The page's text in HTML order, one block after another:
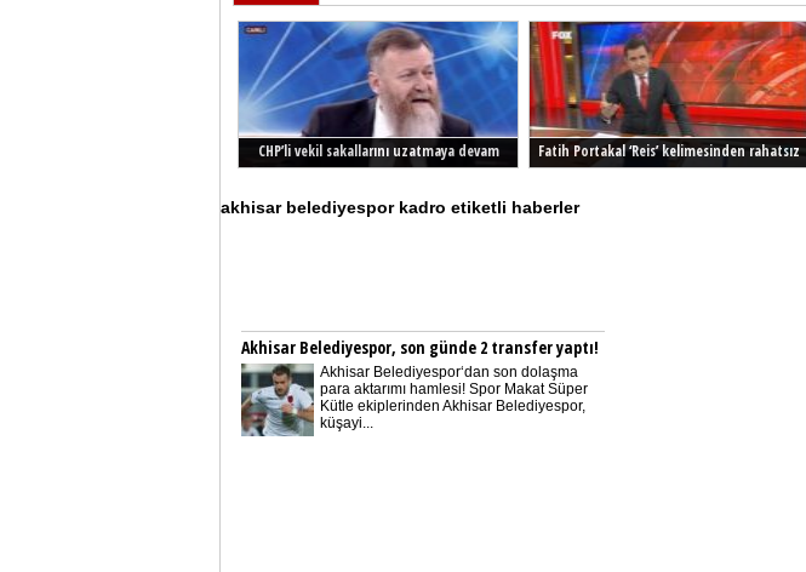
CHP’li vekil sakallarını uzatmaya devam
Fatih Portakal ‘Reis’ kelimesinden rahatsız
akhisar belediyespor kadro etiketli haberler
Akhisar Belediyespor, son günde 2 transfer yaptı!
Akhisar Belediyespor‘dan son dolaşma
para aktarımı hamlesi! Spor Makat Süper
Kütle ekiplerinden Akhisar Belediyespor,
küşayi...